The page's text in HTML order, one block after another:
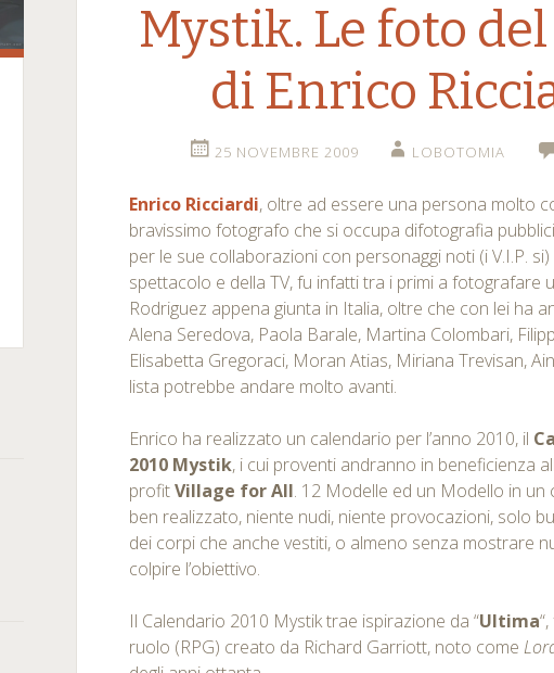
Mystik. Le foto
di Enrico
25 NOVEMBRE 2009 LOBOTOMIA
Enrico Ricciardi, oltre ad essere una persona molto
bravissimo fotografo che si occupa difotografia
per le sue collaborazioni con personaggi noti (i V.I.P.
spettacolo e della TV, fu infatti tra i primi a fotografare
Rodriguez appena giunta in Italia, oltre che con lei ha
Alena Seredova, Paola Barale, Martina Colombari,
Elisabetta Gregoraci, Moran Atias, Miriana Trevisan,
lista potrebbe andare molto avanti.
Enrico ha realizzato un calendario per l’anno 2010, il
2010 Mystik, i cui proventi andranno in beneficienza
profitVillage for All. 12 Modelle ed un Modello in un
ben realizzato, niente nudi, niente provocazioni, solo
dei corpi che anche vestiti, o almeno senza mostrare
colpire l’obiettivo.
Il Calendario 2010 Mystik trae ispirazione da “Ultima
ruolo (RPG) creato da Richard Garriott, noto come